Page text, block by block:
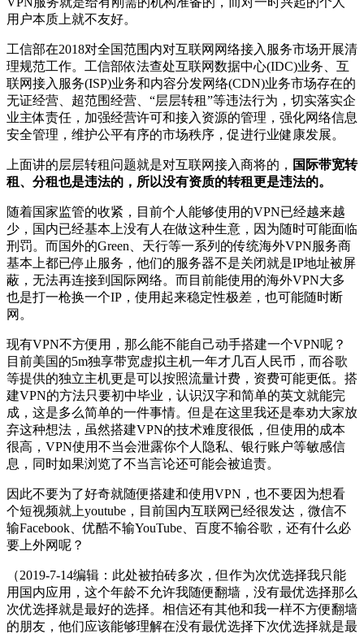
用户本质上就不友好。
工信部在2018对全国范围内对互联网网络接入服务市场开展清
理规范工作。工信部依法查处互联网数据中心(IDC)业务、互
联网接入服务(ISP)业务和内容分发网络(CDN)业务市场存在的
无证经营、超范围经营、“层层转租”等违法行为，切实落实企
业主体责任，加强经营许可和接入资源的管理，强化网络信息
安全管理，维护公平有序的市场秩序，促进行业健康发展。
上面讲的层层转租问题就是对互联网接入商将的， 国际带宽转
租、分租也是违法的，所以没有资质的转租更是违法的。
随着国家监管的收紧，目前个人能够使用的VPN已经越来越
少，国内已经基本上没有人在做这种生意，因为随时可能面临
刑罚。而国外的Green、天行等一系列的传统海外VPN服务商
基本上都已停止服务，他们的服务器不是关闭就是IP地址被屏
蔽，无法再连接到国际网络。而目前能使用的海外VPN大多
也是打一枪换一个IP，使用起来稳定性极差，也可能随时断
网。
现有VPN不方便用，那么能不能自己动手搭建一个VPN呢？
目前美国的5m独享带宽虚拟主机一年才几百人民币，而谷歌
等提供的独立主机更是可以按照流量计费，资费可能更低。搭
建VPN的方法只要初中毕业，认识汉字和简单的英文就能完
成，这是多么简单的一件事情。但是在这里我还是奉劝大家放
弃这种想法，虽然搭建VPN的技术难度很低，但使用的成本
很高，VPN使用不当会泄露你个人隐私、银行账户等敏感信
息，同时如果浏览了不当言论还可能会被追责。
因此不要为了好奇就随便搭建和使用VPN，也不要因为想看
个短视频就上youtube，目前国内互联网已经很发达，微信不
输Facebook、优酷不输YouTube、百度不输谷歌，还有什么必
要上外网呢？
（2019-7-14编辑：此处被拍砖多次，但作为次优选择我只能
用国内应用，这个年龄不允许我随便翻墙，没有最优选择那么
次优选择就是最好的选择。相信还有其他和我一样不方便翻墙
的朋友，他们应该能够理解在没有最优选择下次优选择就是最